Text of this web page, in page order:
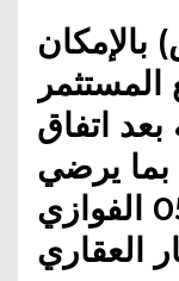
بالإمكان
المستثمر
اتفاق
بما يرضي
الطرفين 0506342210 الفوازي